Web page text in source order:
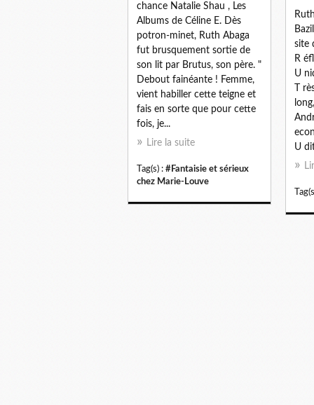
chance Natalie Shau , Les
Albums de Céline E. Dès
potron-minet, Ruth Abaga
fut brusquement sortie de
son lit par Brutus, son père. "
Debout fainéante ! Femme,
vient habiller cette teigne et
fais en sorte que pour cette
fois, je...
Lire la suite
Tag(s) : #Fantaisie et sérieux
chez Marie-Louve
site
R
U
T
U